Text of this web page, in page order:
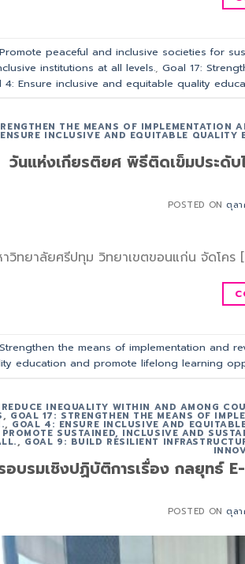
peaceful and inclusive societies for
institutions at all levels. Goal 17:
4: Ensure inclusive and equitable quality
THE MEANS OF IMPLEMENTATION
INCLUSIVE AND EQUITABLE
วันแห่งเกียรติยศ พิธีติดเข็มประดั
POSTED ON ตุล
วิทยาลัยศรีปทุม วิทยาเขตขอนแก่น จัดโคร
the means of implementation and
education and promote lifelong learning
INEQUALITY WITHIN AND AMONG
, GOAL 17: STRENGTHEN THE MEANS OF
, GOAL 4: ENSURE INCLUSIVE AND
SUSTAINED, INCLUSIVE AND
, GOAL 9: BUILD RESILIENT
อบรมเชิงปฏิบัติการเรื่อง กลยุทธ์
POSTED ON ตุล